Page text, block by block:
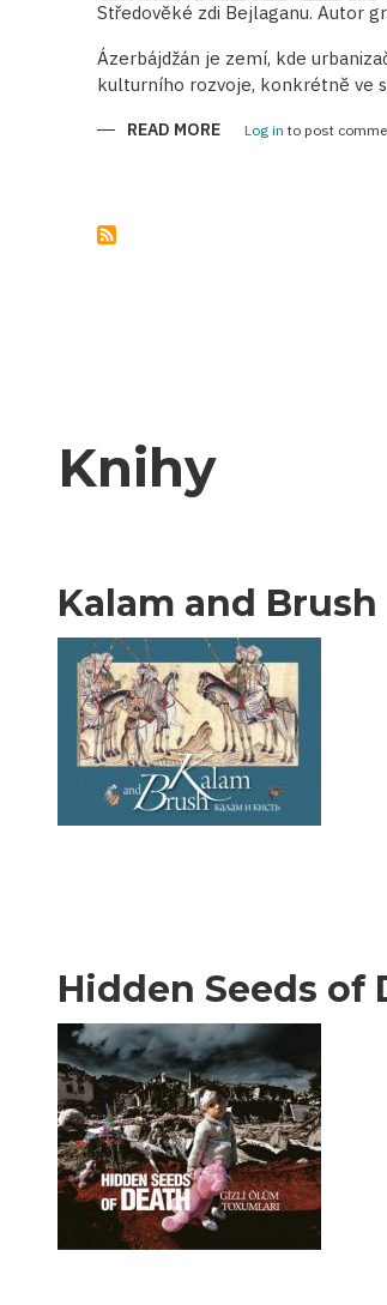
Středověké zdi Bejlaganu. Autor
Ázerbájdžán je zemí, kde
kulturního rozvoje, konkrétně ve
READ MORE ABOUT
Log in to post
Knihy
Kalam and Brush
Hidden Seeds of